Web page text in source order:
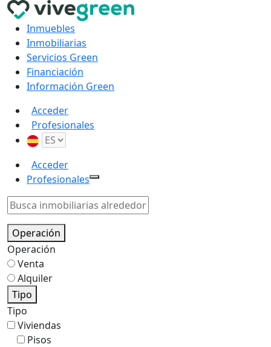
Inmuebles
Inmobiliarias
Servicios Green
Financiación
Información Green
Acceder
Profesionales
Acceder
Profesionales
Operación
Operación
Venta
Alquiler
Tipo
Tipo
Viviendas
Pisos